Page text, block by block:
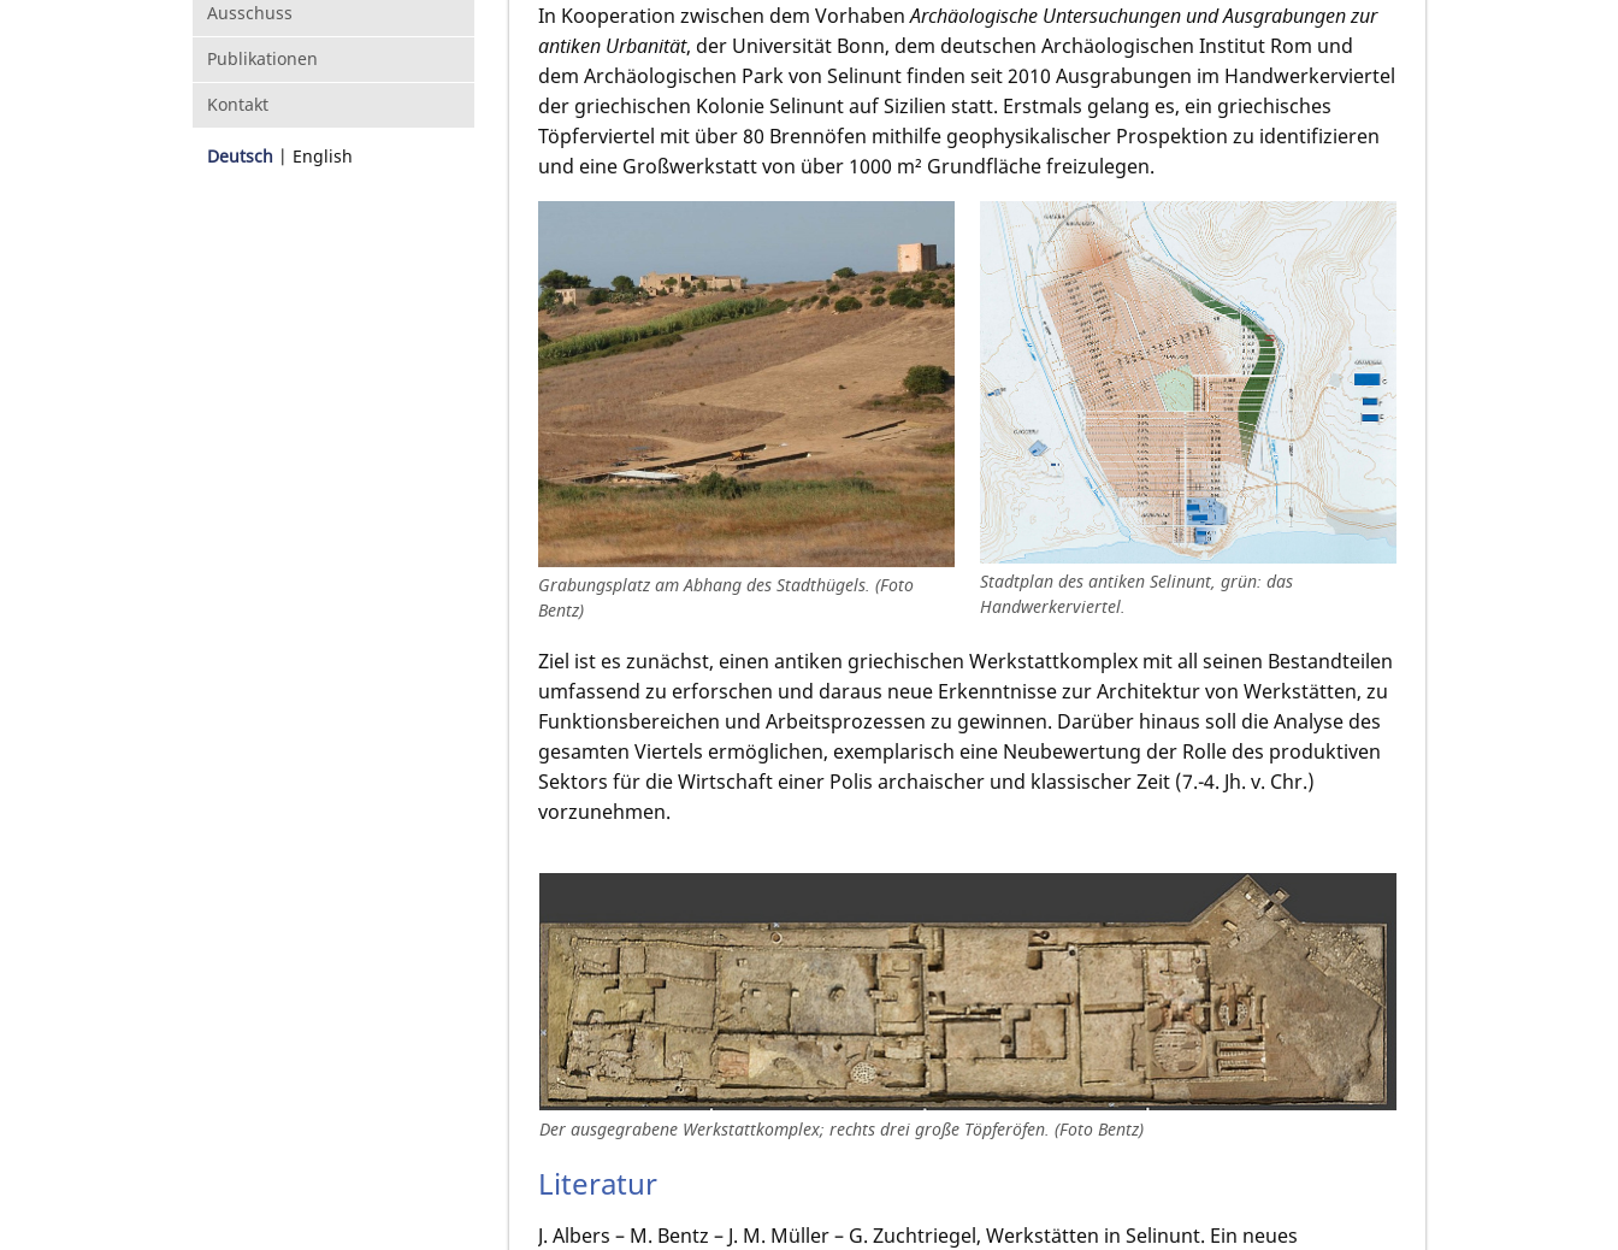
Ausschuss
Publikationen
Kontakt
Deutsch English
In Kooperation zwischen dem VorhabenArchäologische Untersuchungen und Ausgrabungen zur
antiken Urbanität, der Universität Bonn, dem deutschen Archäologischen Institut Rom und
dem Archäologischen Park von Selinunt finden seit 2010 Ausgrabungen im Handwerkerviertel
der griechischen Kolonie Selinunt auf Sizilien statt. Erstmals gelang es, ein griechisches
Töpferviertel mit über 80 Brennöfen mithilfe geophysikalischer Prospektion zu identifizieren
und eine Großwerkstatt von über 1000 m² Grundfläche freizulegen.
Grabungsplatz am Abhang des Stadthügels. (Foto
Bentz)
Stadtplan des antiken Selinunt, grün: das
Handwerkerviertel.
Ziel ist es zunächst, einen antiken griechischen Werkstattkomplex mit all seinen Bestandteilen
umfassend zu erforschen und daraus neue Erkenntnisse zur Architektur von Werkstätten, zu
Funktionsbereichen und Arbeitsprozessen zu gewinnen. Darüber hinaus soll die Analyse des
gesamten Viertels ermöglichen, exemplarisch eine Neubewertung der Rolle des produktiven
Sektors für die Wirtschaft einer Polis archaischer und klassischer Zeit (7.-4. Jh. v. Chr.)
vorzunehmen.
Der ausgegrabene Werkstattkomplex; rechts drei große Töpferöfen. (Foto Bentz)
Literatur
J. Albers – M. Bentz – J. M. Müller – G. Zuchtriegel, Werkstätten in Selinunt. Ein neues